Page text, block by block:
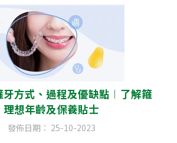
牙方式、過程及優缺點︱了解箍
想年齡及保養貼士
發佈日期： 25-10-2023